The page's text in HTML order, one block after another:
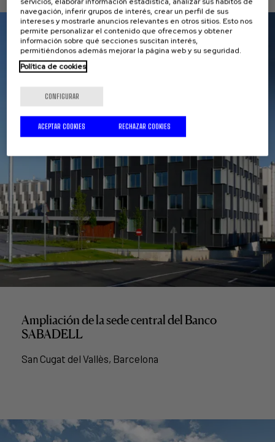
Ampliación de la sede central del Banco
SABADELL
San Cugat del Vallès, Barcelona
navegación, inferir grupos de interés, crear un perfil de sus
intereses y mostrarle anuncios relevantes en otros sitios. Esto nos
permite personalizar el contenido que ofrecemos y obtener
información sobre qué secciones suscitan interés,
permitiéndonos además mejorar la página web y su seguridad.
Política de cookies
CONFIGURAR
RECHAZAR COOKIES
ACEPTAR COOKIES